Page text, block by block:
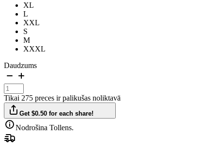
XL
L
XXL
S
M
XXXL
Daudzums
Tikai 275 preces ir palikušas noliktavā
Get $0.50 for each share!
Nodrošina Tollens.